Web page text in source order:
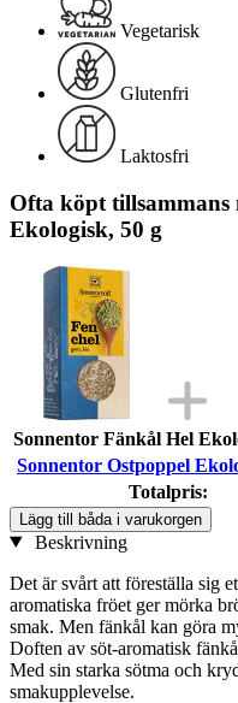
Vegetarisk
Glutenfri
Laktosfri
Ofta köpt tillsammans
Ekologisk, 50 g
Sonnentor Fänkål Hel
Sonnentor Ostpoppel
Totalpris:
Lägg till båda i varukorgen
Beskrivning
Det är svårt att föreställa sig
aromatiska fröet ger mörka
smak. Men fänkål kan göra
Doften av söt-aromatisk
Med sin starka sötma och
smakupplevelse.